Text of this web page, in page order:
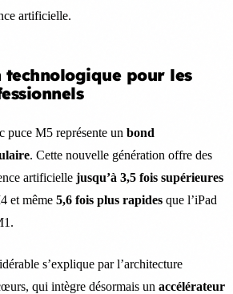
artificielle.
pour les
puce M5 représente un bond
. Cette nouvelle génération offre des
artificielle jusqu’à 3,5 fois supérieures
et même 5,6 fois plus rapides que l’iPad
s’explique par l’architecture
qui intègre désormais un accélérateur